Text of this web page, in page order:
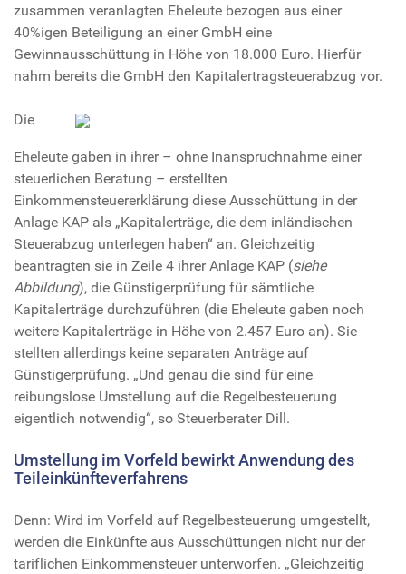
zusammen veranlagten Eheleute bezogen aus einer
40%igen Beteiligung an einer GmbH eine
Gewinnausschüttung in Höhe von 18.000 Euro. Hierfür
nahm bereits die GmbH den Kapitalertragsteuerabzug vor.
Die
Eheleute gaben in ihrer – ohne Inanspruchnahme einer
steuerlichen Beratung – erstellten
Einkommensteuererklärung diese Ausschüttung in der
Anlage KAP als „Kapitalerträge, die dem inländischen
Steuerabzug unterlegen haben“ an. Gleichzeitig
beantragten sie in Zeile 4 ihrer Anlage KAP (siehe
Abbildung), die Günstigerprüfung für sämtliche
Kapitalerträge durchzuführen (die Eheleute gaben noch
weitere Kapitalerträge in Höhe von 2.457 Euro an). Sie
stellten allerdings keine separaten Anträge auf
Günstigerprüfung. „Und genau die sind für eine
reibungslose Umstellung auf die Regelbesteuerung
eigentlich notwendig“, so Steuerberater Dill.
Umstellung im Vorfeld bewirkt Anwendung des
Teileinkünfteverfahrens
Denn: Wird im Vorfeld auf Regelbesteuerung umgestellt,
werden die Einkünfte aus Ausschüttungen nicht nur der
tariflichen Einkommensteuer unterworfen. „Gleichzeitig